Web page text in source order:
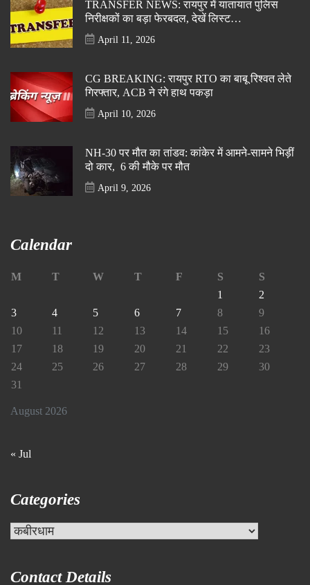
TRANSFER NEWS: रायपुर में यातायात पुलिस
निरीक्षकों का बड़ा फेरबदल, देखें लिस्ट…
April 11, 2026
CG BREAKING: रायपुर RTO का बाबू रिश्वत लेते
गिरफ्तार, ACB ने रंगे हाथ पकड़ा
April 10, 2026
NH-30 पर मौत का तांडव: कांकेर में आमने-सामने भिड़ीं
दो कार, 6 की मौके पर मौत
April 9, 2026
Calendar
August 2026
M T W T F S
S
1
2
3
4 5 6 7 8
9
10
11 12 13 14 15
16
17
18 19 20 21 22
23
24
25 26 27 28 29
30
31
« Jul
Categories
Categories
Contact Details